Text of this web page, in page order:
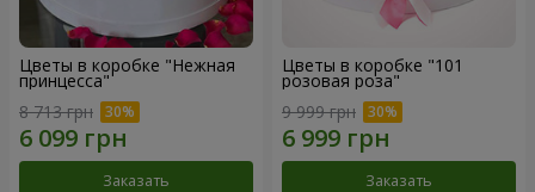
Цветы в коробке "Нежная
принцесса"
8 713 грн
Заказать
Цветы в коробке "101
розовая роза"
9 999 грн
Заказать